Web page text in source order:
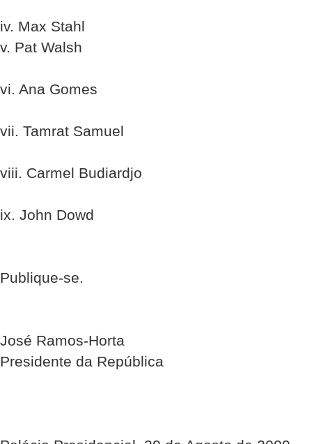
iv. Max Stahl
v. Pat Walsh
vi. Ana Gomes
vii. Tamrat Samuel
viii. Carmel Budiardjo
ix. John Dowd
Publique-se.
José Ramos-Horta
Presidente da República